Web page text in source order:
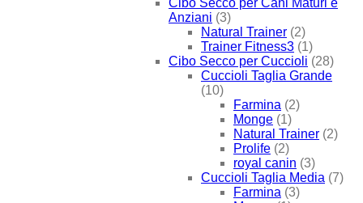
Cibo Secco per Cani Maturi e
Anziani (3)
Natural Trainer (2)
Trainer Fitness3 (1)
Cibo Secco per Cuccioli (28)
Cuccioli Taglia Grande
(10)
Farmina (2)
Monge (1)
Natural Trainer (2)
Prolife (2)
royal canin (3)
Cuccioli Taglia Media (7)
Farmina (3)